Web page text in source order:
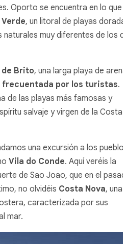
Oporto se encuentra en lo que
, un litoral de playas
naturales muy diferentes de los
de Brito, una larga playa de arena
frecuentada por los turistas.
de las playas más famosas y
salvaje y virgen de la Costa
una excursión a los
Vila do Conde. Aquí veréis la
de Sao Joao, que en el
no olvidéis Costa Nova, una
caracterizada por sus
mar.